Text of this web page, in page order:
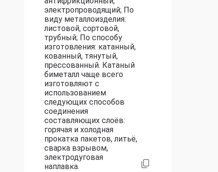
электропроводящий; По
виду металлоизделия:
листовой, сортовой,
трубный; По способу
изготовления: катанный,
кованный, тянутый,
прессованный. Катаный
биметалл чаще всего
изготовляют с
использованием
следующих способов
соединения
составляющих слоёв:
горячая и холодная
прокатка пакетов, литьё,
сварка взрывом,
электродуговая
наплавка.